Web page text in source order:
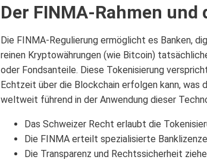
Der FINMA-Rahmen
Die FINMA-Regulierung ermöglicht es Banken,
reinen Kryptowährungen (wie Bitcoin)
oder Fondsanteile. Diese Tokenisierung
Echtzeit über die Blockchain erfolgen kann,
weltweit führend in der Anwendung dieser
Das Schweizer Recht erlaubt die
Die FINMA erteilt spezialisierte
Die Transparenz und Rechtssicherheit